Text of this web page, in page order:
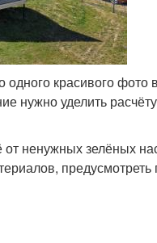
красивого фото
нужно уделить
от ненужных зелёных